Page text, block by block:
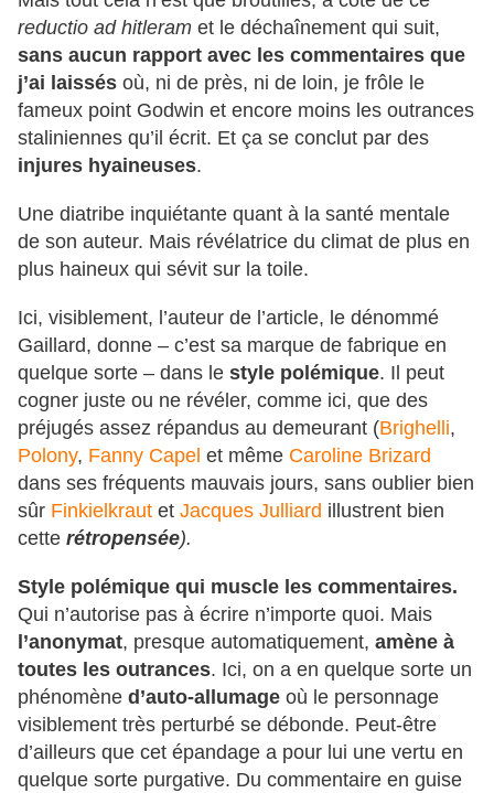
reductio ad hitleram et le déchaînement qui suit,
sans aucun rapport avec les commentaires que
j’ai laissés où, ni de près, ni de loin, je frôle le
fameux point Godwin et encore moins les outrances
staliniennes qu’il écrit. Et ça se conclut par des
injures hyaineuses.
Une diatribe inquiétante quant à la santé mentale
de son auteur. Mais révélatrice du climat de plus en
plus haineux qui sévit sur la toile.
Ici, visiblement, l’auteur de l’article, le dénommé
Gaillard, donne – c’est sa marque de fabrique en
quelque sorte – dans le style polémique. Il peut
cogner juste ou ne révéler, comme ici, que des
préjugés assez répandus au demeurant (Brighelli,
Polony, Fanny Capel et même Caroline Brizard
dans ses fréquents mauvais jours, sans oublier bien
sûr Finkielkraut et Jacques Julliard illustrent bien
cette rétropensée).
Style polémique qui muscle les commentaires.
Qui n’autorise pas à écrire n’importe quoi. Mais
l’anonymat, presque automatiquement, amène à
toutes les outrances. Ici, on a en quelque sorte un
phénomène d’auto-allumage où le personnage
visiblement très perturbé se débonde. Peut-être
d’ailleurs que cet épandage a pour lui une vertu en
quelque sorte purgative. Du commentaire en guise